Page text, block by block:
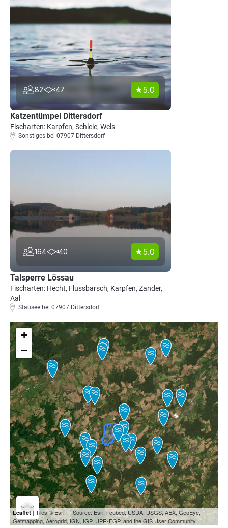
82 47 5.0
Katzentümpel Dittersdorf
Fischarten: Karpfen, Schleie, Wels
Sonstiges bei 07907 Dittersdorf
164 40 5.0
Talsperre Lössau
Fischarten: Hecht, Flussbarsch, Karpfen, Zander,
Aal
Stausee bei 07907 Dittersdorf
+
−
Leaflet| Tiles © Esri — Source: Esri, i-cubed, USDA, USGS, AEX, GeoEye,
Getmapping, Aerogrid, IGN, IGP, UPR-EGP, and the GIS User Community